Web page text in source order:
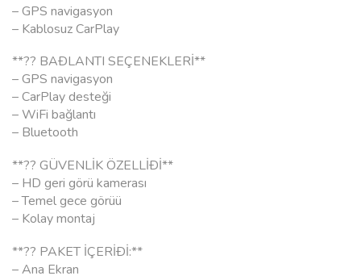
– GPS navigasyon
– Kablosuz CarPlay
**?? BAÐLANTI SEÇENEKLERİ**
– GPS navigasyon
– CarPlay desteği
– WiFi bağlantı
– Bluetooth
**?? GÜVENLİK ÖZELLİÐİ**
– HD geri görü kamerası
– Temel gece görüü
– Kolay montaj
**?? PAKET İÇERİÐİ:**
– Ana Ekran